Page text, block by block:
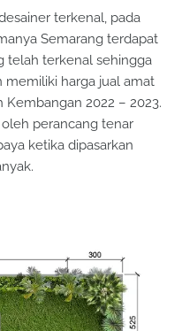
terkenal, pada
Semarang terdapat
telah terkenal sehingga
memiliki harga jual amat
2022 – 2023.
perancang tenar
ketika dipasarkan